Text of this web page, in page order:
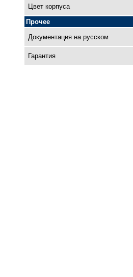
Цвет корпуса
Прочее
Документация на русском
Гарантия